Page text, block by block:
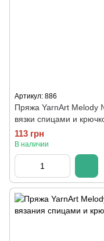
Артикул: 886
Пряжа YarnArt Melody
вязки спицами и
113 грн
В наличии